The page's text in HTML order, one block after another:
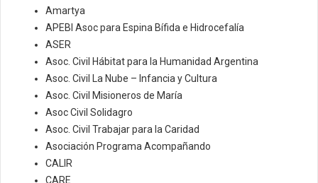
Amartya
APEBI Asoc para Espina Bífida e Hidrocefalía
ASER
Asoc. Civil Hábitat para la Humanidad Argentina
Asoc. Civil La Nube – Infancia y Cultura
Asoc. Civil Misioneros de María
Asoc Civil Solidagro
Asoc. Civil Trabajar para la Caridad
Asociación Programa Acompañando
CALIR
CARE